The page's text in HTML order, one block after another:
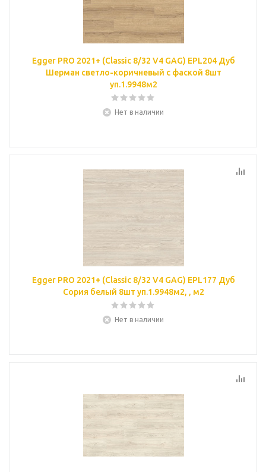
Egger PRO 2021+ (Classic 8/32 V4 GAG) EPL204 Дуб
Шерман светло-коричневый с фаской 8шт
уп.1.9948м2
Нет в наличии
Egger PRO 2021+ (Classic 8/32 V4 GAG) EPL177 Дуб
Сория белый 8шт уп.1.9948м2, , м2
Нет в наличии